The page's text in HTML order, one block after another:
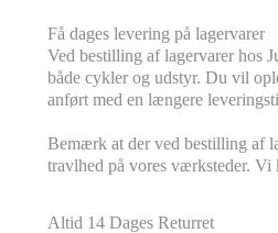
Få dages levering på lagervarer
Ved bestilling af lagervarer hos
både cykler og udstyr. Du vil
anført med en længere
Bemærk at der ved bestilling af
travlhed på vores værksteder. Vi
Altid 14 Dages Returret